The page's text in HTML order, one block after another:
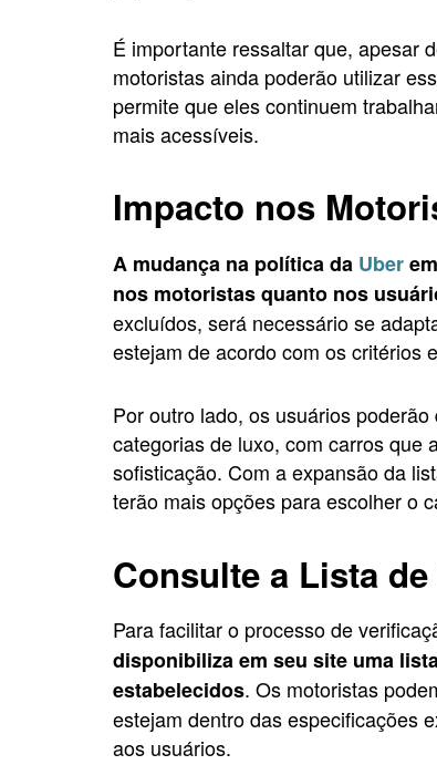
É importante ressaltar que, apesar
motoristas ainda poderão utilizar
permite que eles continuem
mais acessíveis.
Impacto nos
A mudança na política da Uber
nos motoristas quanto nos
excluídos, será necessário se
estejam de acordo com os critérios
Por outro lado, os usuários
categorias de luxo, com carros que
sofisticação. Com a expansão da
terão mais opções para escolher o
Consulte a Lista
Para facilitar o processo de
disponibiliza em seu site uma
estabelecidos. Os motoristas
estejam dentro das especificações
aos usuários.